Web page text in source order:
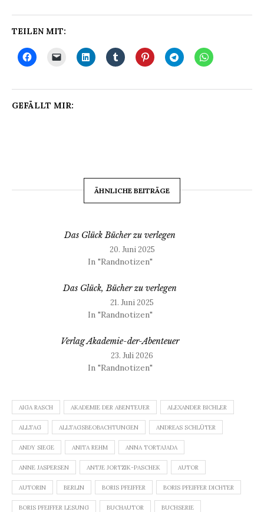
TEILEN MIT:
GEFÄLLT MIR:
ÄHNLICHE BEITRÄGE
Das Glück Bücher zu verlegen
20. Juni 2025
In "Randnotizen"
Das Glück, Bücher zu verlegen
21. Juni 2025
In "Randnotizen"
Verlag Akademie-der-Abenteuer
23. Juli 2026
In "Randnotizen"
AIGA RASCH AKADEMIE DER ABENTEUER ALEXANDER BICHLER
ALLTAG ALLTAGSBEOBACHTUNGEN ANDREAS SCHLÜTER
ANDY SIEGE ANITA REHM ANNA TORTAJADA
ANNE JASPERSEN ANTJE JORTZIK-PASCHEK AUTOR
AUTORIN BERLIN BORIS PFEIFFER BORIS PFEIFFER DICHTER
BORIS PFEIFFER LESUNG BUCHAUTOR BUCHSERIE